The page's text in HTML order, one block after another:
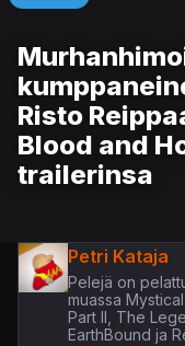
Risto
Blood and
trailerinsa
Petri Kataja
Pelejä on
muassa
Part II, The
EarthBound ja